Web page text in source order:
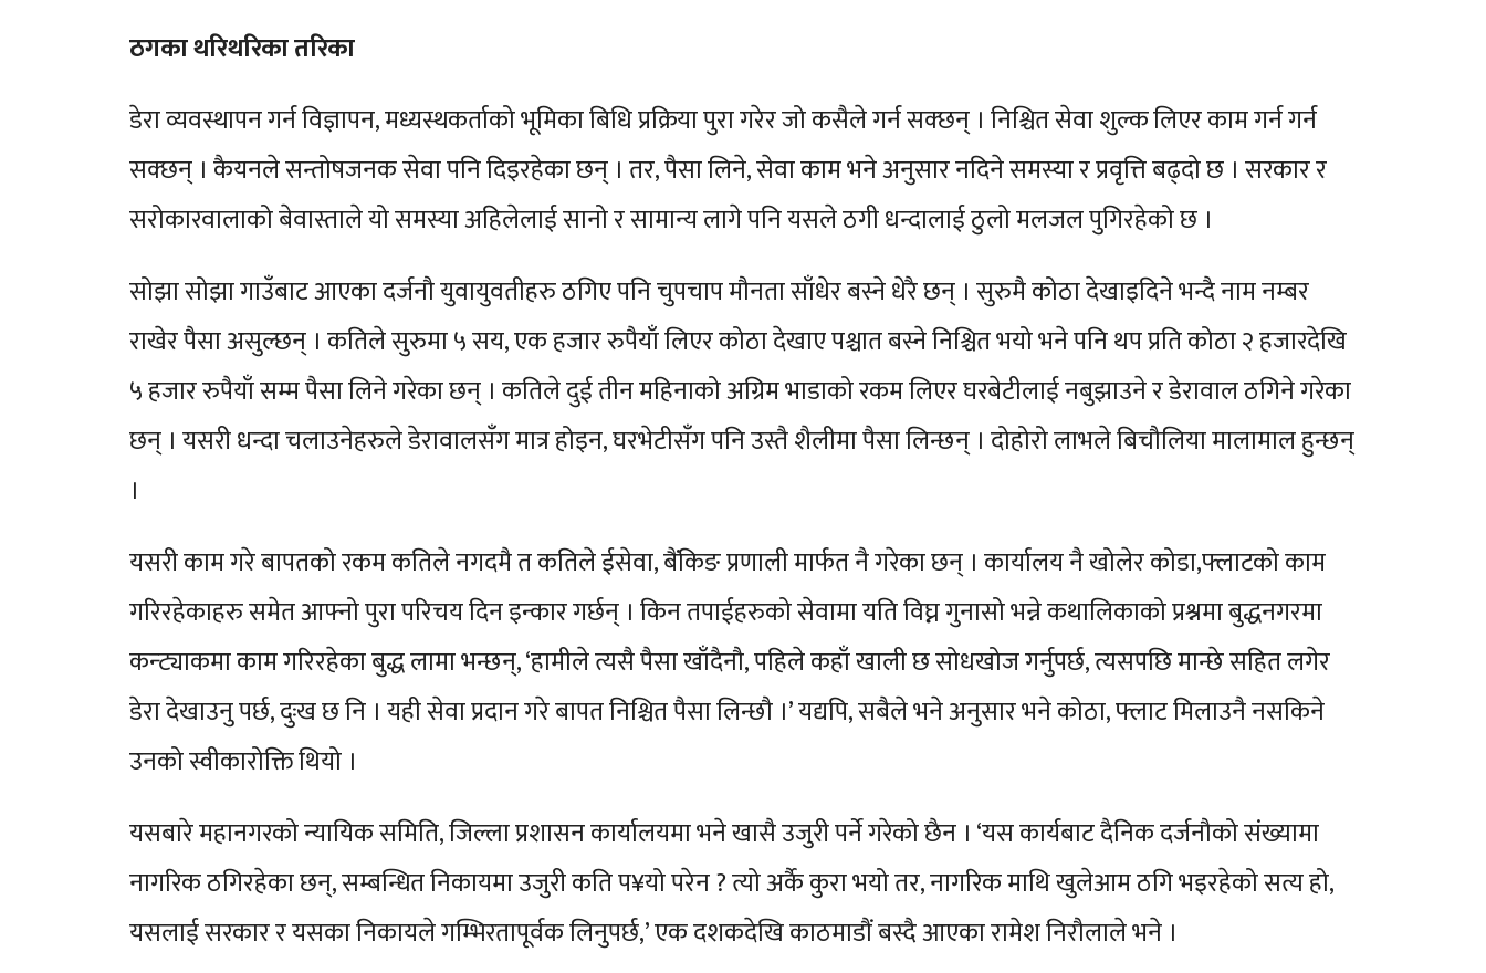
ठगका थरिथरिका तरिका
डेरा व्यवस्थापन गर्न विज्ञापन, मध्यस्थकर्ताको भूमिका बिधि प्रक्रिया पुरा गरेर जो कसैले गर्न सक्छन् । निश्चित सेवा शुल्क लिएर काम गर्न गर्न
सक्छन् । कैयनले सन्तोषजनक सेवा पनि दिइरहेका छन् । तर, पैसा लिने, सेवा काम भने अनुसार नदिने समस्या र प्रवृत्ति बढ्दो छ । सरकार र
सरोकारवालाको बेवास्ताले यो समस्या अहिलेलाई सानो र सामान्य लागे पनि यसले ठगी धन्दालाई ठुलो मलजल पुगिरहेको छ ।
सोझा सोझा गाउँबाट आएका दर्जनौ युवायुवतीहरु ठगिए पनि चुपचाप मौनता साँधेर बस्ने धेरै छन् । सुरुमै कोठा देखाइदिने भन्दै नाम नम्बर
राखेर पैसा असुल्छन् । कतिले सुरुमा ५ सय, एक हजार रुपैयाँ लिएर कोठा देखाए पश्चात बस्ने निश्चित भयो भने पनि थप प्रति कोठा २ हजारदेखि
५ हजार रुपैयाँ सम्म पैसा लिने गरेका छन् । कतिले दुई तीन महिनाको अग्रिम भाडाको रकम लिएर घरबेटीलाई नबुझाउने र डेरावाल ठगिने गरेका
छन् । यसरी धन्दा चलाउनेहरुले डेरावालसँग मात्र होइन, घरभेटीसँग पनि उस्तै शैलीमा पैसा लिन्छन् । दोहोरो लाभले बिचौलिया मालामाल हुन्छन्
।
यसरी काम गरे बापतको रकम कतिले नगदमै त कतिले ईसेवा, बैंकिङ प्रणाली मार्फत नै गरेका छन् । कार्यालय नै खोलेर कोडा,फ्लाटको काम
गरिरहेकाहरु समेत आफ्नो पुरा परिचय दिन इन्कार गर्छन् । किन तपाईहरुको सेवामा यति विघ्न गुनासो भन्ने कथालिकाको प्रश्नमा बुद्धनगरमा
कन्ट्याकमा काम गरिरहेका बुद्ध लामा भन्छन्, ‘हामीले त्यसै पैसा खाँदैनौ, पहिले कहाँ खाली छ सोधखोज गर्नुपर्छ, त्यसपछि मान्छे सहित लगेर
डेरा देखाउनु पर्छ, दुःख छ नि । यही सेवा प्रदान गरे बापत निश्चित पैसा लिन्छौ ।’ यद्यपि, सबैले भने अनुसार भने कोठा, फ्लाट मिलाउनै नसकिने
उनको स्वीकारोक्ति थियो ।
यसबारे महानगरको न्यायिक समिति, जिल्ला प्रशासन कार्यालयमा भने खासै उजुरी पर्ने गरेको छैन । ‘यस कार्यबाट दैनिक दर्जनौको संख्यामा
नागरिक ठगिरहेका छन्, सम्बन्धित निकायमा उजुरी कति प¥यो परेन ? त्यो अर्कै कुरा भयो तर, नागरिक माथि खुलेआम ठगि भइरहेको सत्य हो,
यसलाई सरकार र यसका निकायले गम्भिरतापूर्वक लिनुपर्छ,’ एक दशकदेखि काठमाडौं बस्दै आएका रामेश निरौलाले भने ।